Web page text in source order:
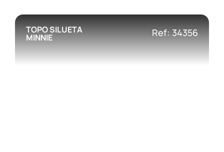
TOPO SILUETA
MINNIE Ref: 34356